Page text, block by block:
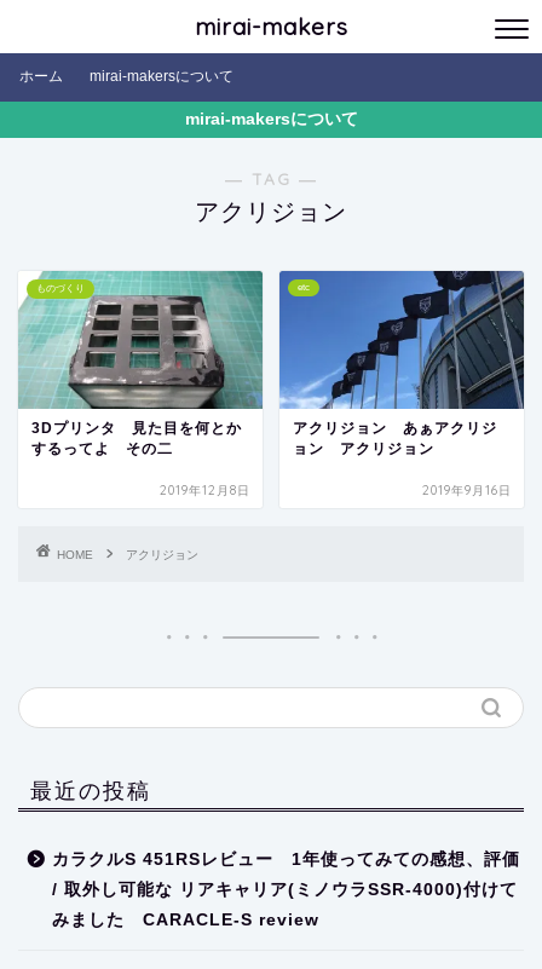
mirai-makers
ホーム mirai-makersについて
mirai-makersについて
― TAG ―
アクリジョン
ものづくり
3Dプリンタ 見た目を何とか
するってよ その二
2019年12月8日
etc
アクリジョン あぁアクリジ
ョン アクリジョン
2019年9月16日
HOME アクリジョン
最近の投稿
カラクルS 451RSレビュー 1年使ってみての感想、評価
/ 取外し可能な リアキャリア(ミノウラSSR-4000)付けて
みました CARACLE-S review